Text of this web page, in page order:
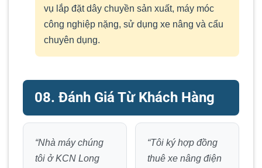
vụ lắp đặt dây chuyền sản xuất, máy móc
công nghiệp nặng, sử dụng xe nâng và cẩu
chuyên dụng.
08. Đánh Giá Từ Khách Hàng
“Nhà máy chúng
tôi ở KCN Long
“Tôi ký hợp đồng
thuê xe nâng điện